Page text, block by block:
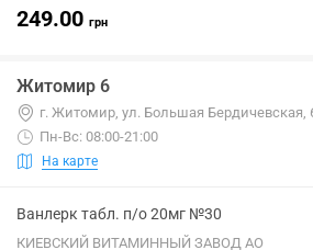
249.00 грн
Житомир 6
г. Житомир, ул. Большая Бердичевская,
Пн-Вс: 08:00-21:00
На карте
Ванлерк табл. п/о 20мг №30
КИЕВСКИЙ ВИТАМИННЫЙ ЗАВОД АО